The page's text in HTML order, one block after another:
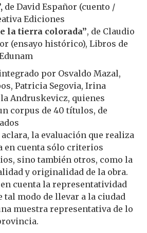
de David Españor (cuento /
Ediciones
la tierra colorada”, de Claudio
(ensayo histórico), Libros de
por Osvaldo Mazal,
Patricia Segovia, Irina
Andruskevicz, quienes
corpus de 40 títulos, de
la evaluación que realiza
en cuenta sólo criterios
sino también otros, como la
y originalidad de la obra.
cuenta la representatividad
tal modo de llevar a la ciudad
muestra representativa de lo